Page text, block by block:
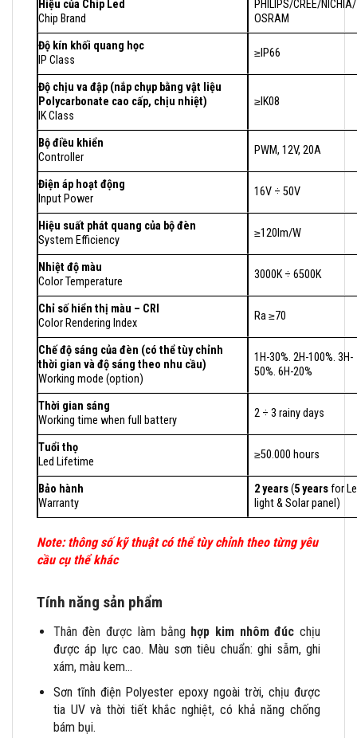
Hiệu của Chip Led
Chip Brand
PHILIPS/CREE/NICHIA/
OSRAM
Độ kín khối quang học
IP Class
≥IP66
Độ chịu va đập (nắp chụp bằng vật liệu
Polycarbonate cao cấp, chịu nhiệt)
IK Class
≥IK08
Bộ điều khiển
Controller
PWM, 12V, 20A
Điện áp hoạt động
Input Power
16V ÷ 50V
Hiệu suất phát quang của bộ đèn
System Efficiency
≥120lm/W
Nhiệt độ màu
Color Temperature
3000K ÷ 6500K
Chỉ số hiển thị màu – CRI
Color Rendering Index
Ra ≥70
Chế độ sáng của đèn (có thể tùy chỉnh
thời gian và độ sáng theo nhu cầu)
Working mode (option)
1H-30%. 2H-100%. 3H-
50%. 6H-20%
Thời gian sáng
Working time when full battery
2 ÷ 3 rainy days
Tuổi thọ
Led Lifetime
≥50.000 hours
Bảo hành
Warranty
2 years(5 yearsfor
light & Solar panel)
Note: thông số kỹ thuật có thể tùy chỉnh theo từng yêu
cầu cụ thể khác
Tính năng sản phẩm
Thân đèn được làm bằng hợp kim nhôm đúc chịu
được áp lực cao. Màu sơn tiêu chuẩn: ghi sẫm, ghi
xám, màu kem…
Sơn tĩnh điện Polyester epoxy ngoài trời, chịu được
tia UV và thời tiết khắc nghiệt, có khả năng chống
bám bụi.